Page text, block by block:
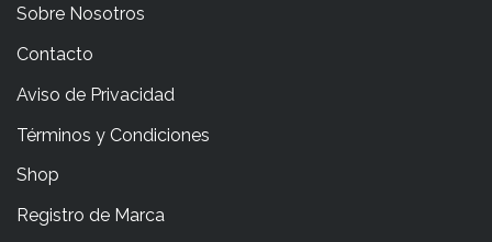
Sobre Nosotros
Contacto
Aviso de Privacidad
Términos y Condiciones
Shop
Registro de Marca